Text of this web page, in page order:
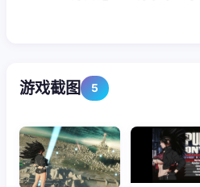
游戏截图 5